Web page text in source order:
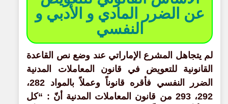
عن الضرر المادي و الأدبي و
النفسي
لم يتجاهل المشرع الإماراتي عند وضع نص القاعدة
القانونية للتعويض في قانون المعاملات المدنية
الضرر النفسي فأقره قانوناً وعملاً بالمواد 282،
292، 293 من قانون المعاملات المدنية أنّ : “كل